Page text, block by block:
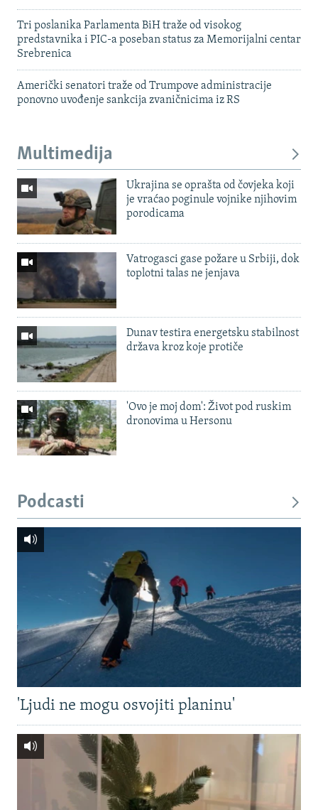
Tri poslanika Parlamenta BiH traže od visokog
predstavnika i PIC-a poseban status za Memorijalni centar
Srebrenica
Američki senatori traže od Trumpove administracije
ponovno uvođenje sankcija zvaničnicima iz RS
Multimedija
Ukrajina se oprašta od čovjeka koji
je vraćao poginule vojnike njihovim
porodicama
Vatrogasci gase požare u Srbiji, dok
toplotni talas ne jenjava
Dunav testira energetsku stabilnost
država kroz koje protiče
'Ovo je moj dom': Život pod ruskim
dronovima u Hersonu
Podcasti
'Ljudi ne mogu osvojiti planinu'